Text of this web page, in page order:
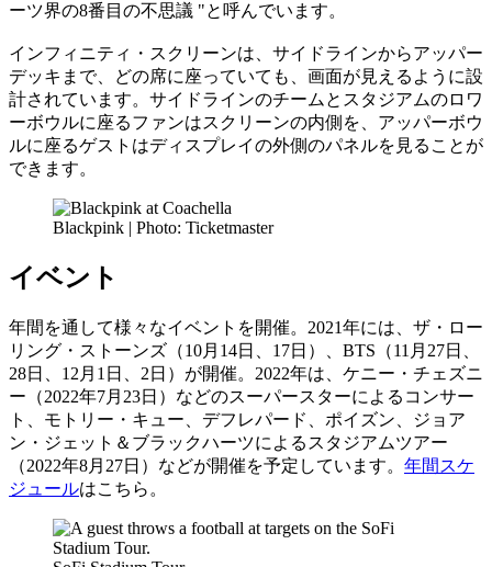
ーツ界の8番目の不思議 "と呼んでいます。
インフィニティ・スクリーンは、サイドラインからアッパー
デッキまで、どの席に座っていても、画面が見えるように設
計されています。サイドラインのチームとスタジアムのロワ
ーボウルに座るファンはスクリーンの内側を、アッパーボウ
ルに座るゲストはディスプレイの外側のパネルを見ることが
できます。
Blackpink | Photo: Ticketmaster
イベント
年間を通して様々なイベントを開催。2021年には、ザ・ロー
リング・ストーンズ（10月14日、17日）、BTS（11月27日、
28日、12月1日、2日）が開催。2022年は、ケニー・チェズニ
ー（2022年7月23日）などのスーパースターによるコンサー
ト、モトリー・キュー、デフレパード、ポイズン、ジョア
ン・ジェット＆ブラックハーツによるスタジアムツアー
（2022年8月27日）などが開催を予定しています。 年間スケ
ジュールはこちら。